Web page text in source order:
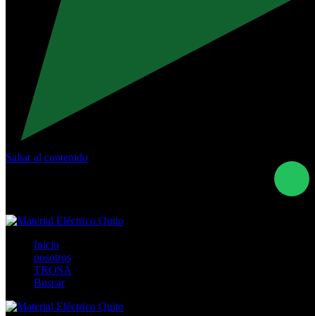
Saltar al contenido
Inicio
nosotros
TROSA
Buscar